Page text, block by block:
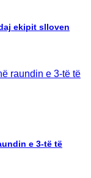
ekipit slloven
e 3-të të